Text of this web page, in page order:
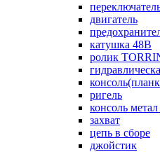
двигатель
катушка 48В
ролик
ригель
консоль
захват
цепь в сборе
джойстик